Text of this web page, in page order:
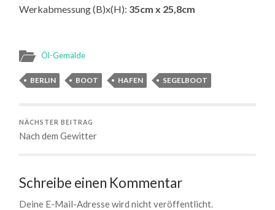
Werkabmessung (B)x(H): 35cm x 25,8cm
Öl-Gemälde
BERLIN BOOT HAFEN SEGELBOOT
NÄCHSTER BEITRAG
Nach dem Gewitter
Schreibe einen Kommentar
Deine E-Mail-Adresse wird nicht veröffentlicht.